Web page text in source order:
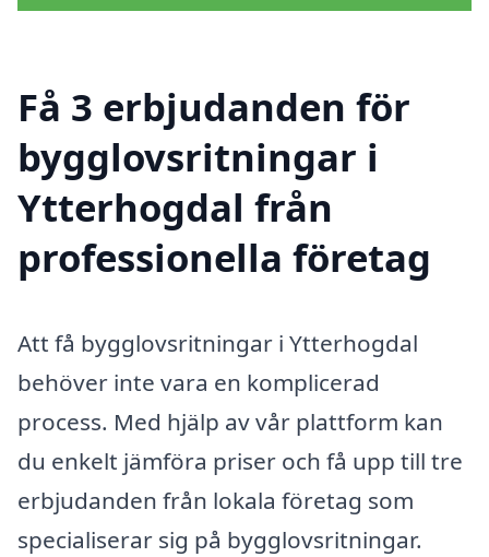
Få 3 erbjudanden för
bygglovsritningar i
Ytterhogdal från
professionella företag
Att få bygglovsritningar i Ytterhogdal
behöver inte vara en komplicerad
process. Med hjälp av vår plattform kan
du enkelt jämföra priser och få upp till tre
erbjudanden från lokala företag som
specialiserar sig på bygglovsritningar.